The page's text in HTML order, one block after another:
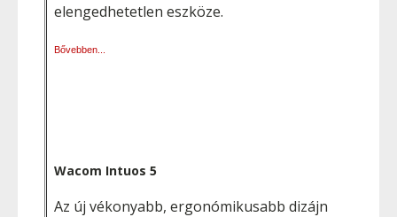
elengedhetetlen eszköze.
Bővebben...
Wacom Intuos 5
Az új vékonyabb, ergonómikusabb dizájn